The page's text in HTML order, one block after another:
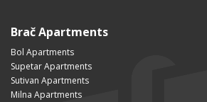
Brač Apartments
Bol Apartments
Supetar Apartments
Sutivan Apartments
Milna Apartments